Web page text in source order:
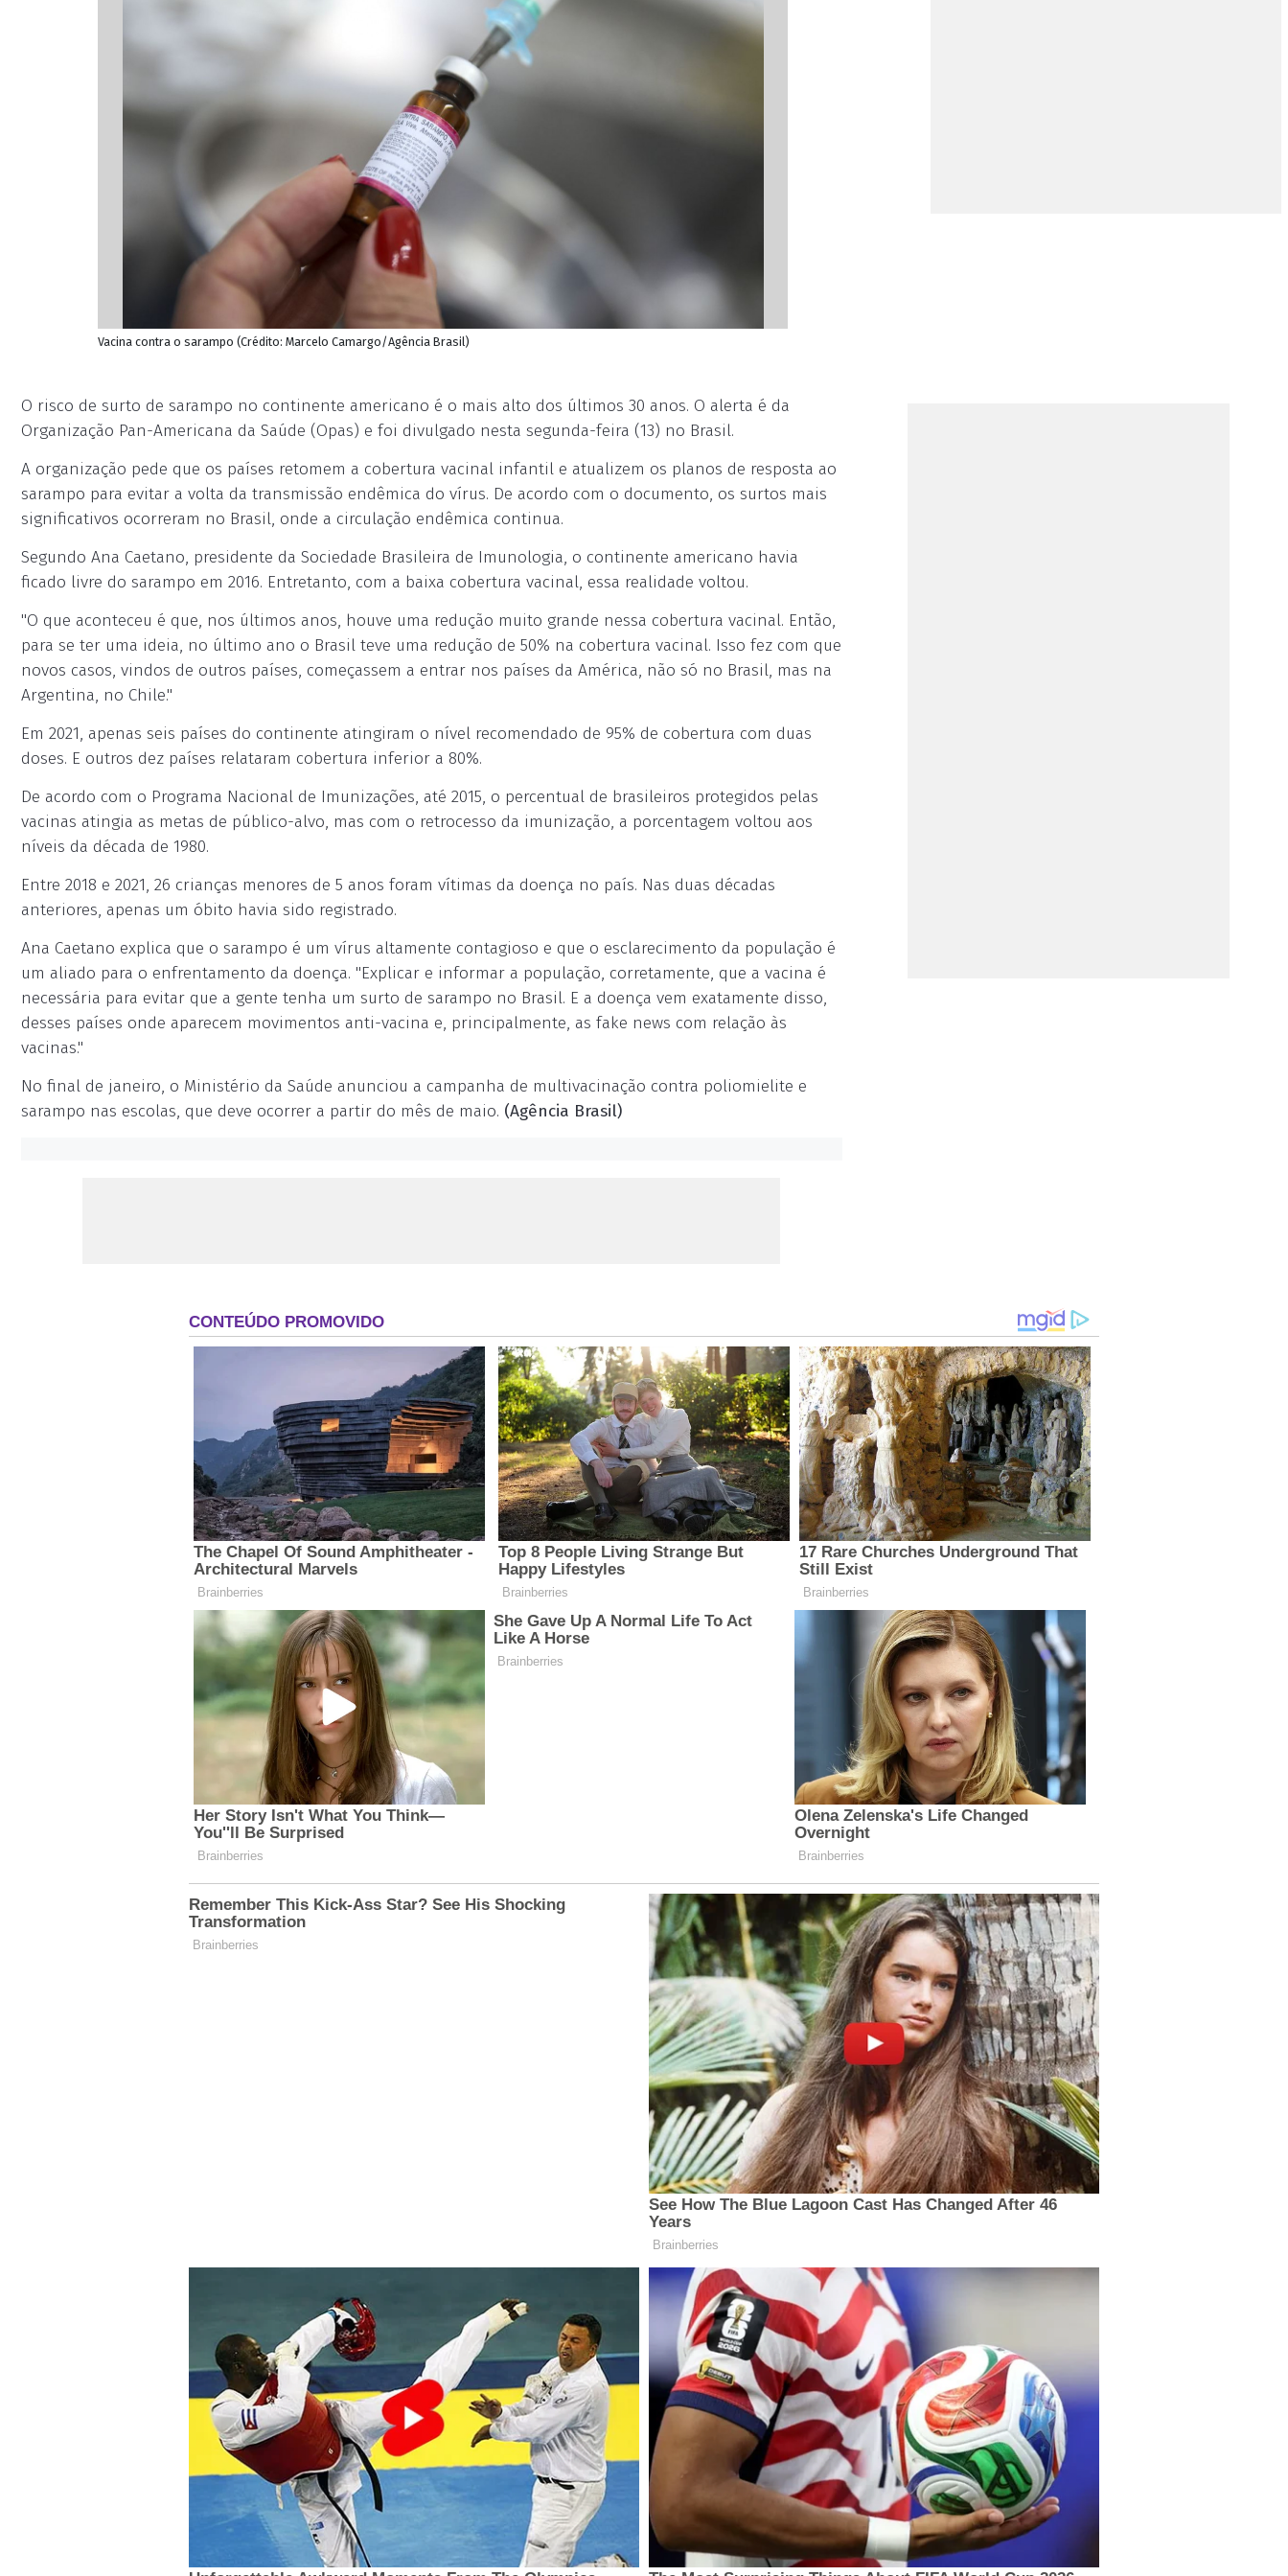
Vacina contra o sarampo (Crédito: Marcelo Camargo/Agência Brasil)
O risco de surto de sarampo no continente americano é o mais alto dos últimos 30 anos. O alerta é da
Organização Pan-Americana da Saúde (Opas) e foi divulgado nesta segunda-feira (13) no Brasil.
A organização pede que os países retomem a cobertura vacinal infantil e atualizem os planos de resposta ao
sarampo para evitar a volta da transmissão endêmica do vírus. De acordo com o documento, os surtos mais
significativos ocorreram no Brasil, onde a circulação endêmica continua.
Segundo Ana Caetano, presidente da Sociedade Brasileira de Imunologia, o continente americano havia
ficado livre do sarampo em 2016. Entretanto, com a baixa cobertura vacinal, essa realidade voltou.
"O que aconteceu é que, nos últimos anos, houve uma redução muito grande nessa cobertura vacinal. Então,
para se ter uma ideia, no último ano o Brasil teve uma redução de 50% na cobertura vacinal. Isso fez com que
novos casos, vindos de outros países, começassem a entrar nos países da América, não só no Brasil, mas na
Argentina, no Chile."
Em 2021, apenas seis países do continente atingiram o nível recomendado de 95% de cobertura com duas
doses. E outros dez países relataram cobertura inferior a 80%.
De acordo com o Programa Nacional de Imunizações, até 2015, o percentual de brasileiros protegidos pelas
vacinas atingia as metas de público-alvo, mas com o retrocesso da imunização, a porcentagem voltou aos
níveis da década de 1980.
Entre 2018 e 2021, 26 crianças menores de 5 anos foram vítimas da doença no país. Nas duas décadas
anteriores, apenas um óbito havia sido registrado.
Ana Caetano explica que o sarampo é um vírus altamente contagioso e que o esclarecimento da população é
um aliado para o enfrentamento da doença. "Explicar e informar a população, corretamente, que a vacina é
necessária para evitar que a gente tenha um surto de sarampo no Brasil. E a doença vem exatamente disso,
desses países onde aparecem movimentos anti-vacina e, principalmente, as fake news com relação às
vacinas."
No final de janeiro, o Ministério da Saúde anunciou a campanha de multivacinação contra poliomielite e
sarampo nas escolas, que deve ocorrer a partir do mês de maio. (Agência Brasil)